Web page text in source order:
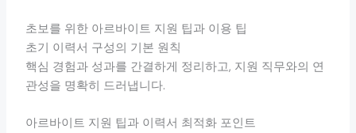
초보를 위한 아르바이트 지원 팁과 이용 팁
초기 이력서 구성의 기본 원칙
핵심 경험과 성과를 간결하게 정리하고, 지원 직무와의 연
관성을 명확히 드러냅니다.
아르바이트 지원 팁과 이력서 최적화 포인트